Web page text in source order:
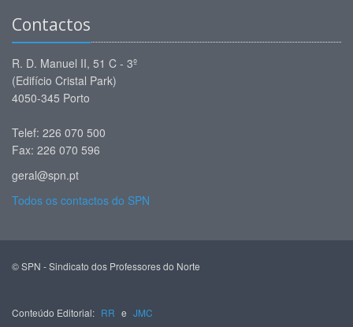
Contactos
R. D. Manuel II, 51 C - 3º
(Edifício Cristal Park)
4050-345 Porto
Telef: 226 070 500
Fax: 226 070 596
geral@spn.pt
Todos os contactos do SPN
© SPN - Sindicato dos Professores do Norte
Conteúdo Editorial: RR e JMC